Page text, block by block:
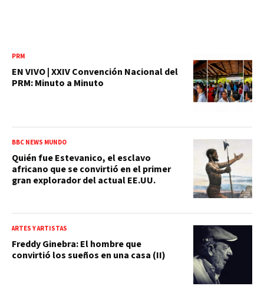
PRM
EN VIVO | XXIV Convención Nacional del
PRM: Minuto a Minuto
BBC NEWS MUNDO
Quién fue Estevanico, el esclavo
africano que se convirtió en el primer
gran explorador del actual EE.UU.
ARTES Y ARTISTAS
Freddy Ginebra: El hombre que
convirtió los sueños en una casa (II)